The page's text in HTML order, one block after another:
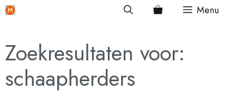
Ga
naar
inhoud
Menu
Zoekresultaten voor:
schaapherders